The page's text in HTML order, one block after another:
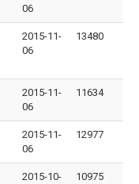
06
2015-11-
06
13480
2015-11-
06
11634
2015-11-
06
12977
2015-10-
10975